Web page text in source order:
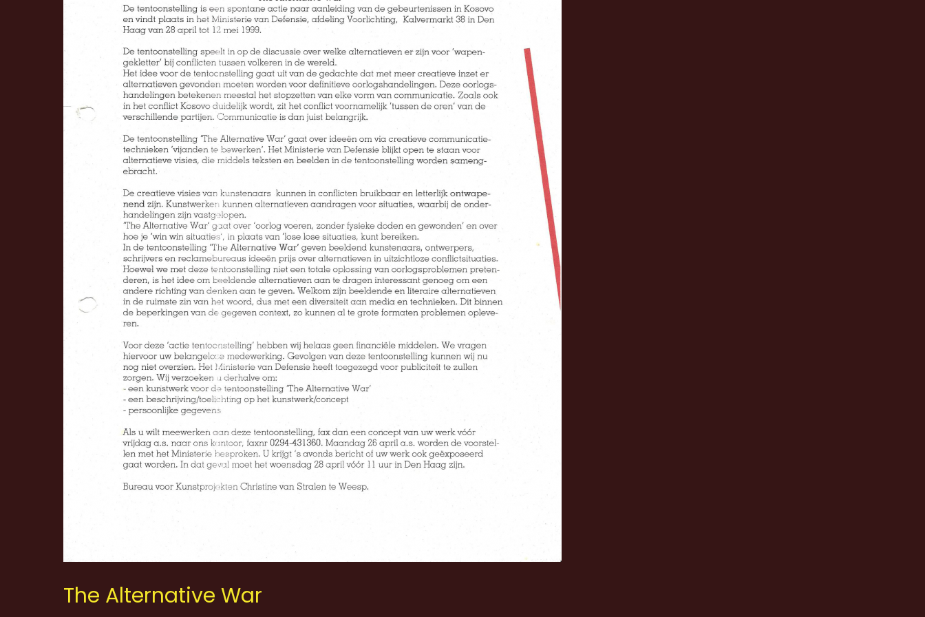
The Alternative War